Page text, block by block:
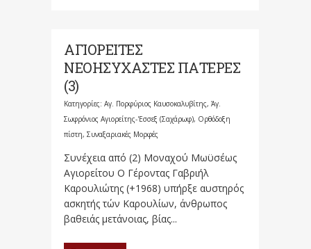
ΑΓΙΟΡΕΙΤΕΣ
ΝΕΟΗΣΥΧΑΣΤΕΣ ΠΑΤΕΡΕΣ
(3)
Κατηγορίες: Αγ. Πορφύριος Καυσοκαλυβίτης, Άγ.
Σωφρόνιος Αγιορείτης-'Εσσεξ (Σαχάρωφ), Ορθόδοξη
πίστη, Συναξαριακές Μορφές
Συνέχεια από (2) Μοναχού Μωϋσέως
Αγιορείτου Ο Γέροντας Γαβριήλ
Καρουλιώτης (+1968) υπήρξε αυστηρός
ασκητής τών Καρουλίων, άνθρωπος
βαθειάς μετάνοιας, βίας...